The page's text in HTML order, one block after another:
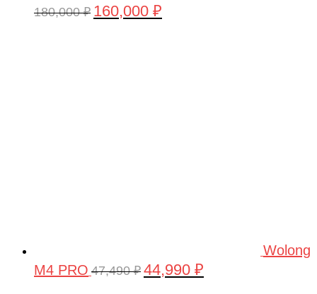
180,000₽ Первоначальная
160,000 ₽
Wolong
M4 PRO 47,490₽ Первоначальная
44,990 ₽